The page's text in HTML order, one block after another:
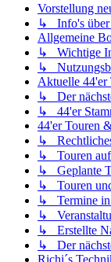
Vorstellung
↳ Info's über
Allgemeine
↳ Wichtige
↳
Aktuelle 44'er
↳ Der
↳ 44'er
44'er Touren
↳
↳ Touren auf
↳ Geplante
↳ Touren
↳ Termine in
↳
↳ Erstellte
↳ Der
Richi´s